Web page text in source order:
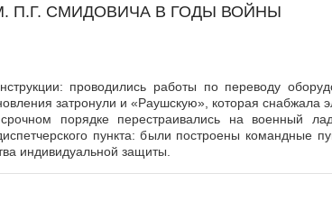
П.Г. СМИДОВИЧА В ГОДЫ ВОЙНЫ
проводились работы по переводу
затронули и «Раушскую», которая снабжала
порядке перестраивались на военный
пункта: были построены командные
индивидуальной защиты.